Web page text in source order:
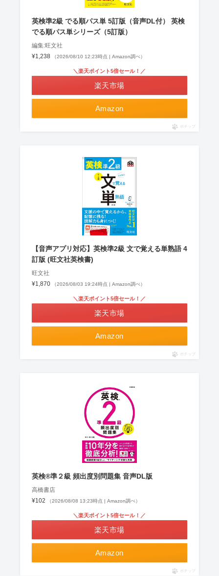
英検準2級 でる順パス単 5訂版（音声DL付） 英検
でる順パス単シリーズ（5訂版）
編集:旺文社
¥1,238
（2026/08/10 12:23時点 | Amazon調べ）
Amazon
＼楽天ポイント5倍セール！／
楽天市場
ポチップ
【音声アプリ対応】英検準2級 文で覚える単熟語 4
訂版 (旺文社英検書)
旺文社
¥1,870
（2026/08/03 19:24時点 | Amazon調べ）
Amazon
＼楽天ポイント5倍セール！／
楽天市場
ポチップ
英検®準２級 頻出度別問題集 音声DL版
高橋書店
¥102
（2026/08/08 13:23時点 | Amazon調べ）
Amazon
＼楽天ポイント5倍セール！／
楽天市場
ポチップ